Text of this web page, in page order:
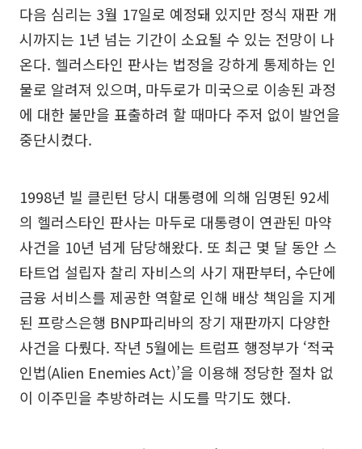
다음 심리는 3월 17일로 예정돼 있지만 정식 재판 개
시까지는 1년 넘는 기간이 소요될 수 있는 전망이 나
온다. 헬러스타인 판사는 법정을 강하게 통제하는 인
물로 알려져 있으며, 마두로가 미국으로 이송된 과정
에 대한 불만을 표출하려 할 때마다 주저 없이 발언을
중단시켰다.
1998년 빌 클린턴 당시 대통령에 의해 임명된 92세
의 헬러스타인 판사는 마두로 대통령이 연관된 마약
사건을 10년 넘게 담당해왔다. 또 최근 몇 달 동안 스
타트업 설립자 찰리 자비스의 사기 재판부터, 수단에
금융 서비스를 제공한 역할로 인해 배상 책임을 지게
된 프랑스은행 BNP파리바의 장기 재판까지 다양한
사건을 다뤘다. 작년 5월에는 트럼프 행정부가 ‘적국
인법(Alien Enemies Act)’을 이용해 정당한 절차 없
이 이주민을 추방하려는 시도를 막기도 했다.